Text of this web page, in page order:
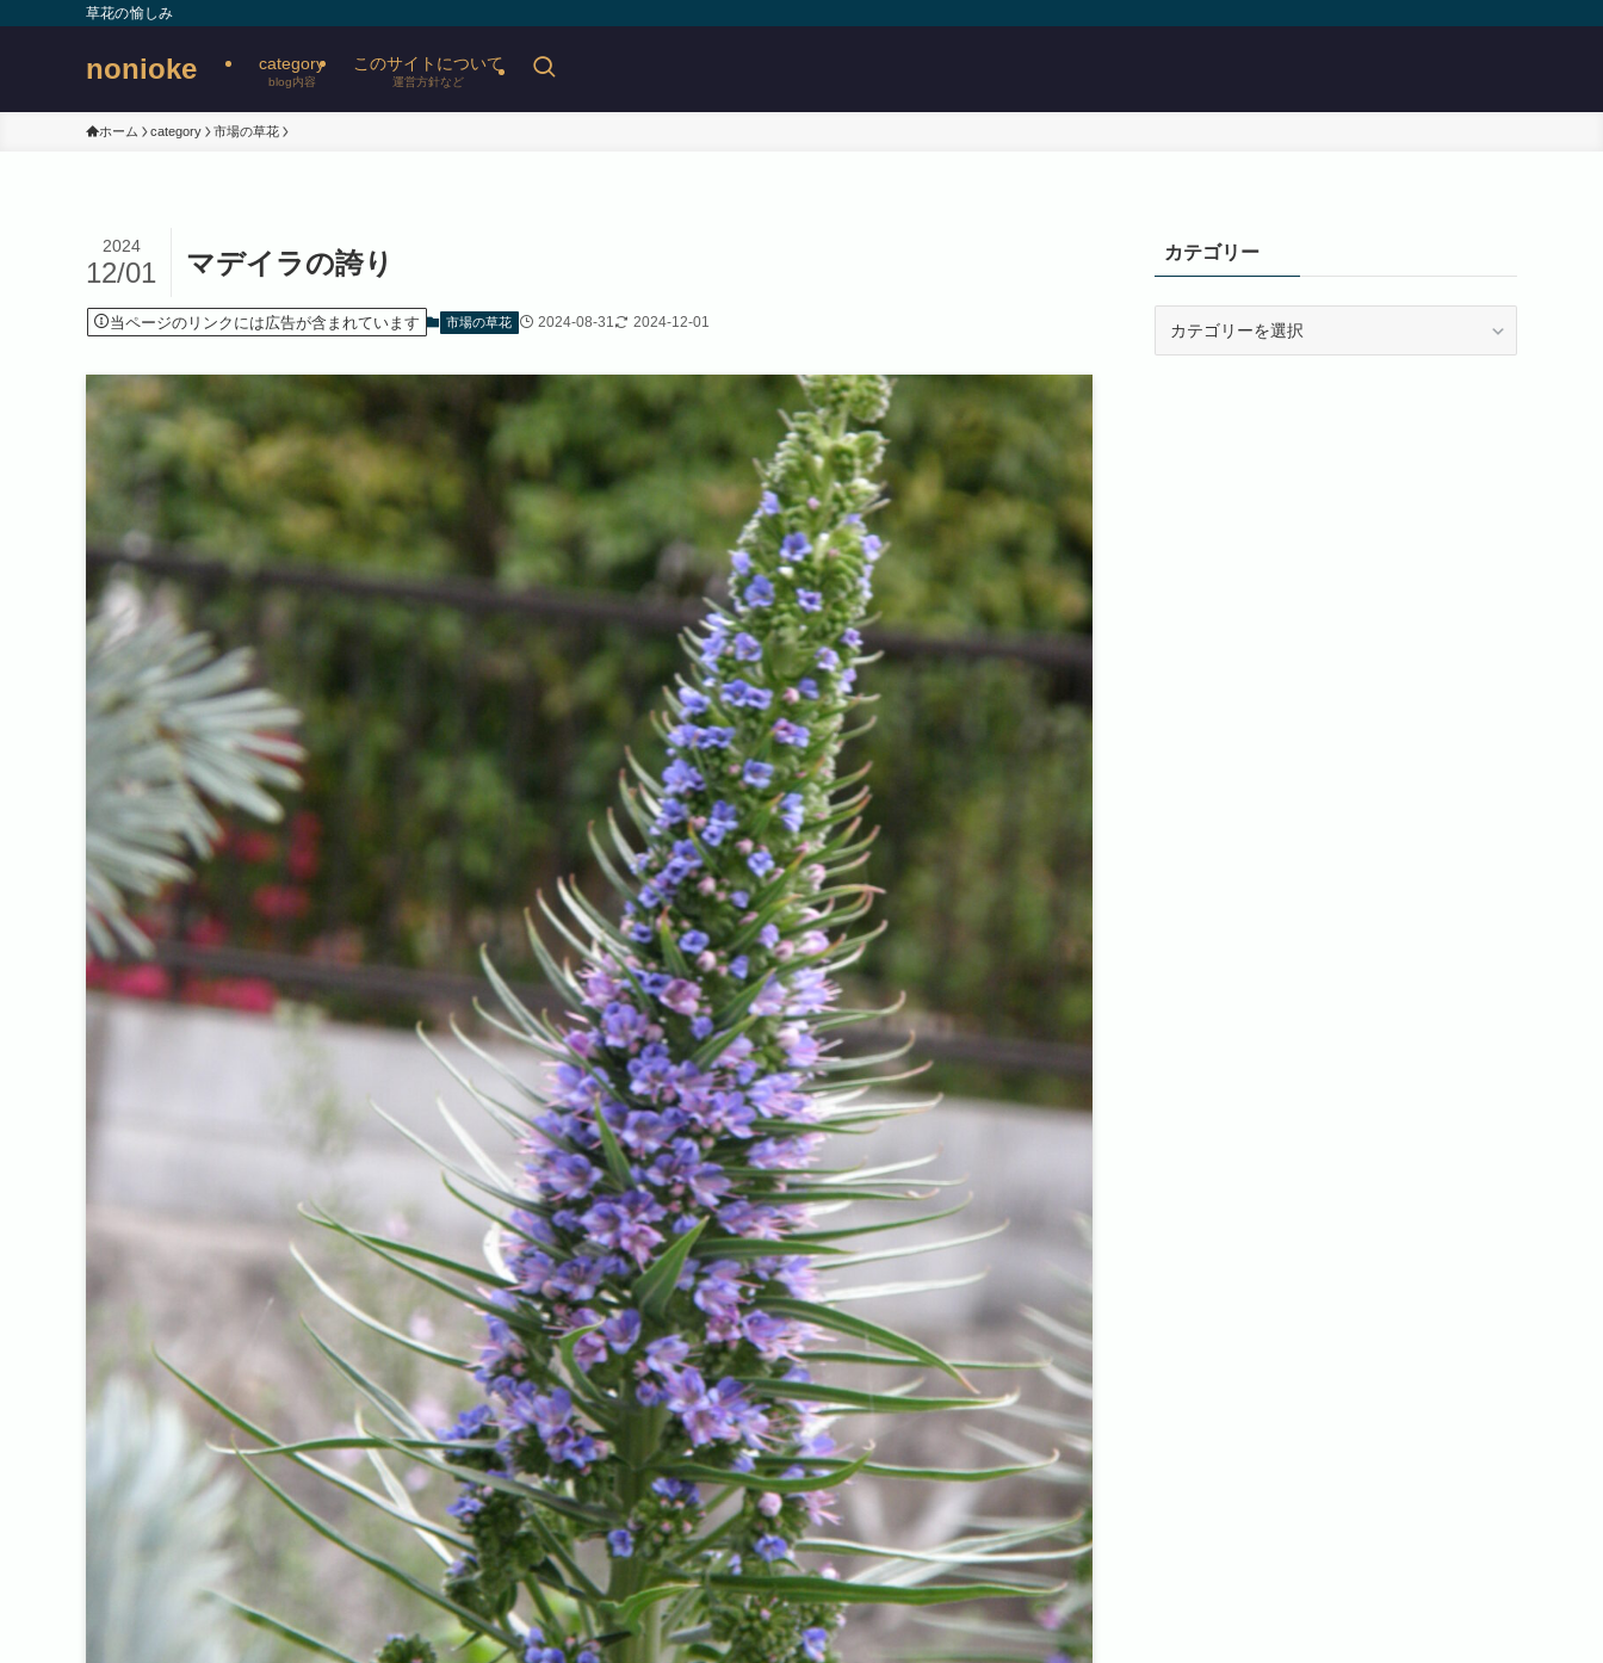
草花の愉しみ
nonioke category
blog内容
このサイトについて
運営方針など
ホーム category 市場の草花
マデイラの誇り
2024
12/01
当ページのリンクには広告が含まれています 市場の草花 2024-08-31 2024-12-01
カテゴリー